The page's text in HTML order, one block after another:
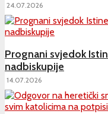
24.07.2026
Prognani svjedok
nadbiskupije
14.07.2026